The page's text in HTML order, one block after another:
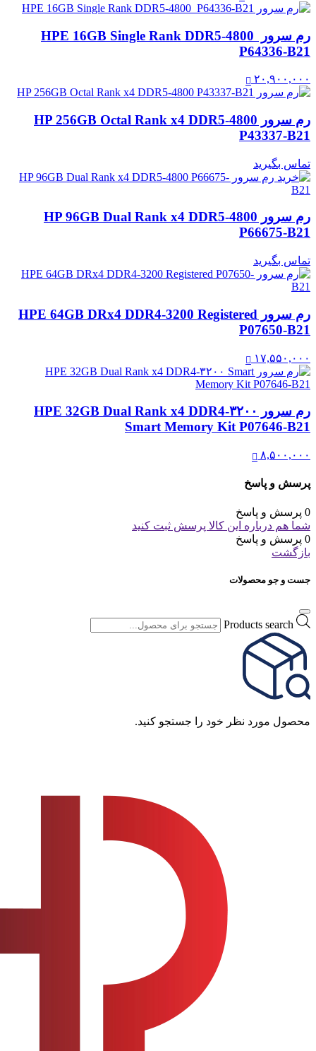
رم سرور HPE 16GB Single Rank DDR5‑4800
P64336-B21
۲۰,۹۰۰,۰۰۰
رم سرور HP 256GB Octal Rank x4 DDR5-4800
P43337-B21
تماس بگیرید
رم سرور HP 96GB Dual Rank x4 DDR5-4800
P66675-B21
تماس بگیرید
رم سرور HPE 64GB DRx4 DDR4-3200 Registered
P07650-B21
۱۷,۵۵۰,۰۰۰
رم سرور HPE 32GB Dual Rank x4 DDR4‑۳۲۰۰
Smart Memory Kit P07646-B21
۸,۵۰۰,۰۰۰
پرسش و پاسخ
0 پرسش و پاسخ
شما هم درباره این کالا پرسش ثبت کنید
0 پرسش و پاسخ
بازگشت
جست و جو محصولات
Products search
محصول مورد نظر خود را جستجو کنید.